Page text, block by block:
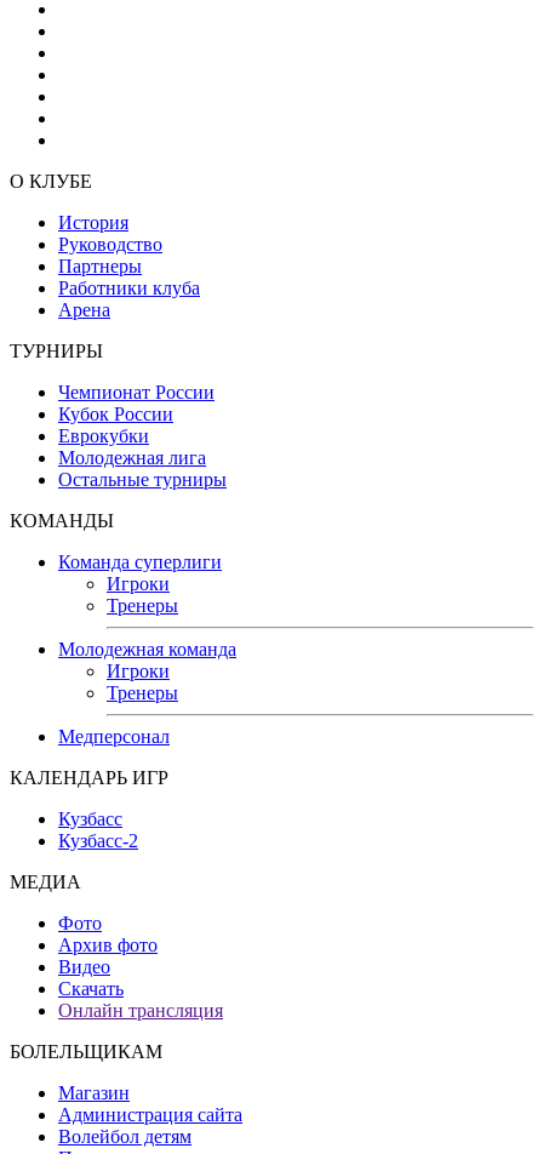
О КЛУБЕ
История
Руководство
Партнеры
Работники клуба
Арена
ТУРНИРЫ
Чемпионат России
Кубок России
Еврокубки
Молодежная лига
Остальные турниры
КОМАНДЫ
Команда суперлиги
Игроки
Тренеры
Молодежная команда
Игроки
Тренеры
Медперсонал
КАЛЕНДАРЬ ИГР
Кузбасс
Кузбасс-2
МЕДИА
Фото
Архив фото
Видео
Скачать
Онлайн трансляция
БОЛЕЛЬЩИКАМ
Магазин
Администрация сайта
Волейбол детям